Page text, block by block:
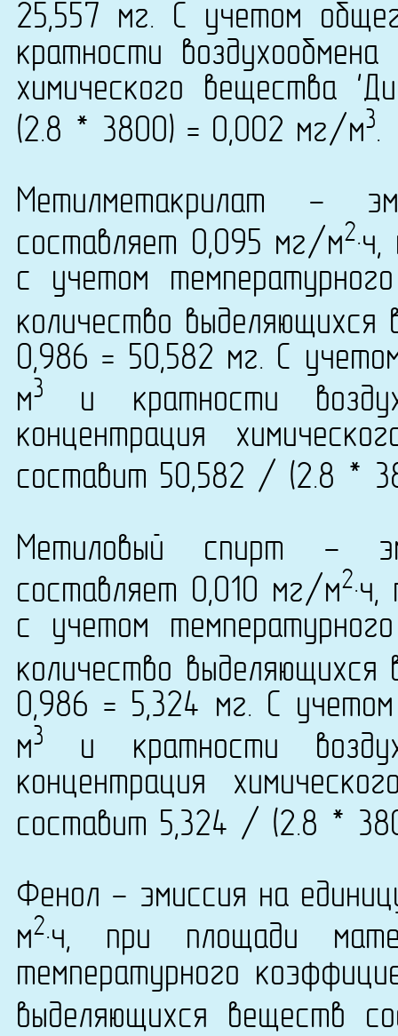
25,557 мг. С учетом
кратности
химического вещества
(2.8 * 3800) = 0,002 мг/м3.
Метилметакрилат -
составляет 0,095 мг/м2
с учетом
количество
0,986 = 50,582 мг. С
м3
и кратности
концентрация
составит 50,582 / (2.8 *
Метиловый спирт -
составляет 0,010 мг/м2
с учетом
количество
0,986 = 5,324 мг. С
м3
и кратности
концентрация
составит 5,324 / (2.8 *
Фенол - эмиссия на
м2·ч, при площади
температурного
выделяющихся веществ